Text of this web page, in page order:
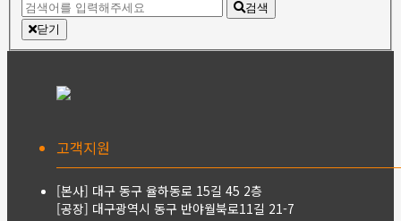
검색
닫기
고객지원
[본사] 대구 동구 율하동로 15길 45 2층
[공장] 대구광역시 동구 반야월북로11길 21-7